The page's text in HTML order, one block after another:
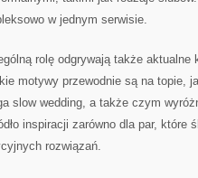
w jednym serwisie.
rolę odgrywają także aktualne
motywy przewodnie są na topie,
slow wedding, a także czym
inspiracji zarówno dla par, które
rozwiązań.